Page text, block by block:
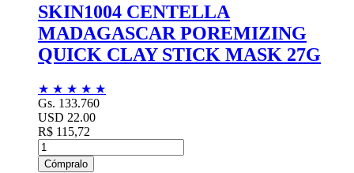
SKIN1004 CENTELLA
MADAGASCAR POREMIZING
QUICK CLAY STICK MASK 27G
★ ★ ★ ★ ★
Gs. 133.760
USD 22.00
R$ 115,72
Cómpralo